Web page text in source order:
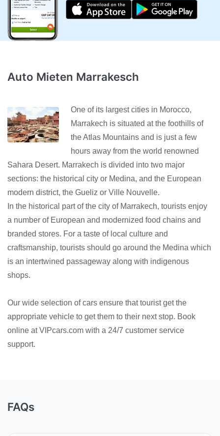
Auto Mieten Marrakesch
One of its largest cities in Morocco,
Marrakech is situated at the foothills of
the Atlas Mountains and is just a few
hours away from the world renowned
Sahara Desert. Marrakech is divided into two major
sections: the historical city or Medina, and the European
modern district, the Gueliz or Ville Nouvelle.
In the historical part of the city of Marrakech, tourists enjoy
a number of European and modernized food chains and
branded stores. For a taste of local culture and
craftsmanship, tourists should go around the Medina which
is an intertwined passageway along with indigenous
shops.
Our wide selection of cars ensure that tourist get the
appropriate vehicle to get them to their next stop. Book
online at VIPcars.com with a 24/7 customer service
support.
FAQs